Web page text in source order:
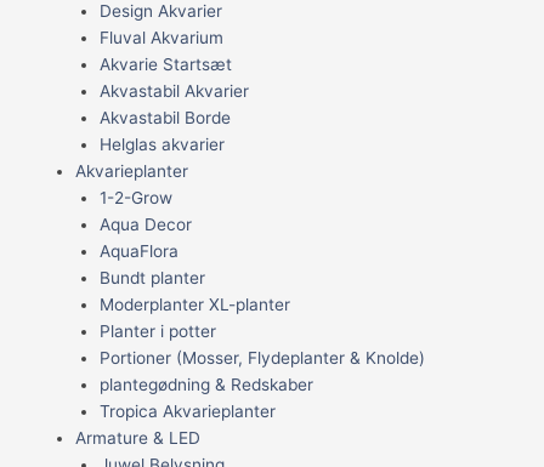
Design Akvarier
Fluval Akvarium
Akvarie Startsæt
Akvastabil Akvarier
Akvastabil Borde
Helglas akvarier
Akvarieplanter
1-2-Grow
Aqua Decor
AquaFlora
Bundt planter
Moderplanter XL-planter
Planter i potter
Portioner (Mosser, Flydeplanter & Knolde)
plantegødning & Redskaber
Tropica Akvarieplanter
Armature & LED